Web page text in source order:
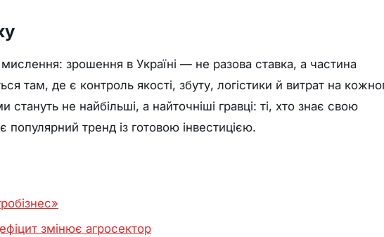
зрошення в Україні — не разова ставка, а частина
там, де є контроль якості, збуту, логістики й витрат на
не найбільші, а найточніші гравці: ті, хто знає свою
популярний тренд із готовою інвестицією.
змінює агросектор